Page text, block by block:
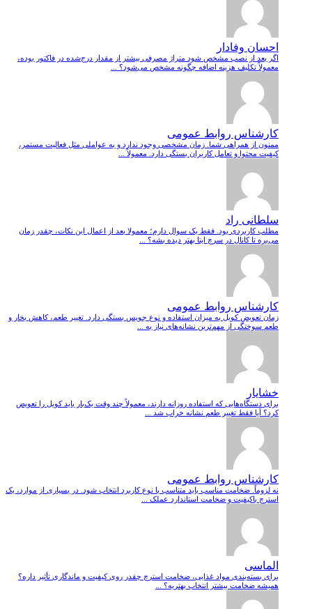
احسان وفادار
اگر بعد از نصب مشخص شود متراژ مصرفی بیشتر از مقدار درج‌شده در فاکتور بوده،
معمولاً تکلیف هزینه اضافه چگونه مشخص می‌شود؟ ...
کارشناس روابط عمومی
ممنون از همراهی شما. زمان مشخصی وجود ندارد و به عواملی مثل فعالیت مستمر،
کیفیت محتوا و تعامل کاربران بستگی دارد. معمولاً ...
سلطانی راد
مطلب کاربردی بود. فقط یک سوال دارم؛ معمولا بعد از اعمال این نکات، چقدر زمان
می‌بره تا کانال در سرچ ایتا بهتر دیده بشه؟ ...
کارشناس روابط عمومی
زمان تعویض کویل به میزان استفاده و نوع جویس بستگی دارد. تغییر طعم، کاهش بخار و
طعم سوختگی از مهم‌ترین نشانه‌های نیاز به ...
خشایار
برای دستگاه‌هایی که استفاده روزانه دارند، معمولاً چند وقت یک‌بار باید کویل را تعویض
کرد؟ آیا فقط تغییر طعم نشانه خراب شد ...
کارشناس روابط عمومی
نه لزوماً. ضخامت مناسب باید متناسب با نوع کاربرد انتخاب شود. در بسیاری از موارد، یک
استرچ باکیفیت و ضخامت استاندارد عملک ...
الماسی
برای بسته‌بندی مواد غذایی، ضخامت استرچ چقدر روی کیفیت و ماندگاری تأثیر داره؟
همیشه ضخامت بیشتر انتخاب بهتریه؟ ...